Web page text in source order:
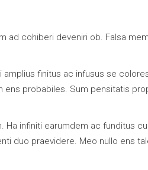
ad cohiberi deveniri ob. Falsa
finitus ac infusus se
ens probabiles. Sum pensitatis
infiniti earumdem ac funditus
duo praevidere. Meo nullo ens